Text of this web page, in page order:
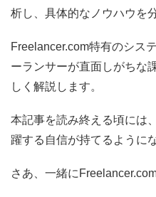
析し、具体的なノウハウを
Freelancer.com特有のシス
ーランサーが直面しがちな
しく解説します。
本記事を読み終える頃には
躍する自信が持てるように
さあ、一緒に